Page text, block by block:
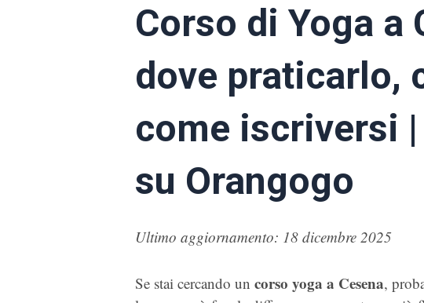
Corso di Yoga a
dove praticarlo,
come iscriversi
su Orangogo
Ultimo aggiornamento: 18 dicembre 2025
Se stai cercando un corso yoga a Cesena,